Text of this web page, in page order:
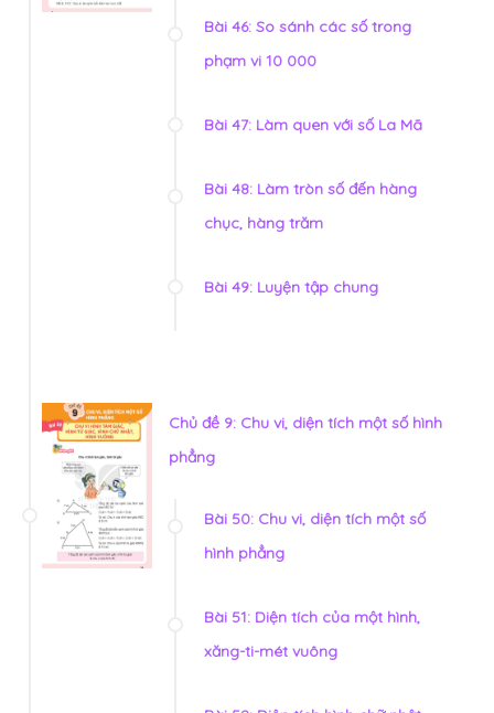
Bài 46: So sánh các số trong
phạm vi 10 000
Bài 47: Làm quen với số La Mã
Bài 48: Làm tròn số đến hàng
chục, hàng trăm
Bài 49: Luyện tập chung
Chủ đề 9: Chu vi, diện tích một số hình
phẳng
Bài 50: Chu vi, diện tích một số
hình phẳng
Bài 51: Diện tích của một hình,
xăng-ti-mét vuông